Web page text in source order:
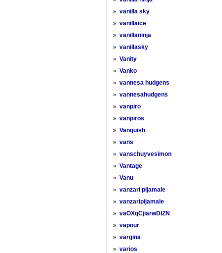
» vanilla sky
» vanillaice
» vanillaninja
» vanillasky
» Vanity
» Vanko
» vannesa hudgens
» vannesahudgens
» vanpiro
» vanpiros
» Vanquish
» vans
» vanschuyvesimon
» Vantage
» Vanu
» vanzari pijamale
» vanzaripijamale
» vaOXqCjiarwDIZN
» vapour
» vargina
» varios